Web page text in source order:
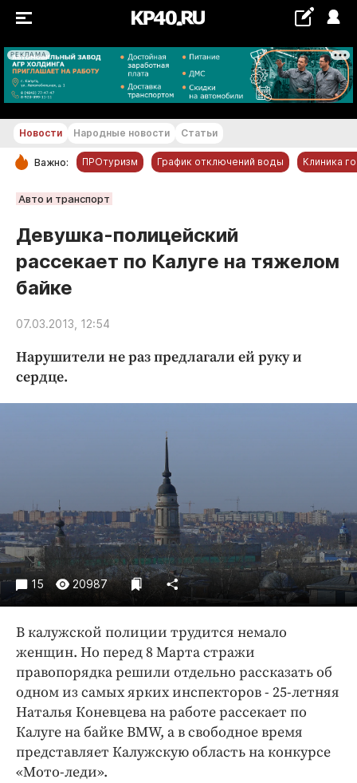
РЕКЛАМА
+23...+24 °С
РУБРИКИ
Новости компаний
Статьи
Народные новости
Авто и транспорт
Праздники
Происшествия
Спорт
Экономика и бизнес
Блоги
Издания
Медиаперсона
Интересное чтиво
Клиника года
Бренд года
Новости Народные новости Статьи
Важно: ПРОтуризм График отключений воды Клиника
Авто и транспорт
Девушка-полицейский
рассекает по Калуге на тяжелом
байке
07.03.2013, 12:54
Нарушители не раз предлагали ей руку и
сердце.
15 20987
В калужской полиции трудится немало
женщин. Но перед 8 Марта стражи
правопорядка решили отдельно рассказать об
одном из самых ярких инспекторов - 25-летняя
Наталья Коневцева на работе рассекает по
Калуге на байке BMW, а в свободное время
представляет Калужскую область на конкурсе
«Мото-леди».